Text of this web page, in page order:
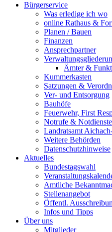
Bürgerservice
Was erledige ich wo
online Rathaus &
Planen / Bauen
Finanzen
Ansprechpartner
Ämter &
Kummerkasten
Satzungen &
Ver- und Entsorgung
Bauhöfe
Feuerwehr, First
Notrufe & Notdienste
Landratsamt
Weitere Behörden
Datenschutzhinweise
Aktuelles
Bundestagswahl
Amtliche
Stellenangebot
Öffentl.
Infos und Tipps
Über uns
Mitglieder